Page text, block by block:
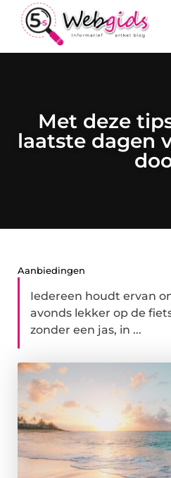
Met deze
laatste dagen
Aanbiedingen
Iedereen houdt ervan
avonds lekker op de
zonder een jas, in ...